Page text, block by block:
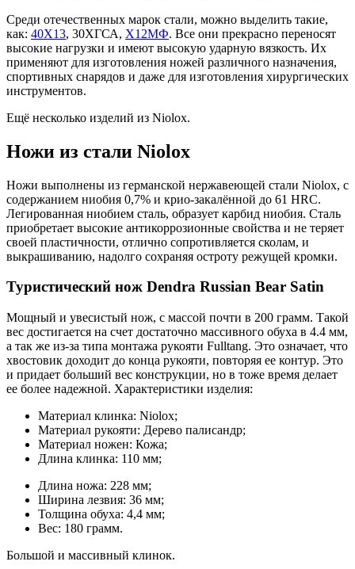
Среди отечественных марок стали, можно выделить такие,
как: 40Х13, 30ХГСА, Х12МФ. Все они прекрасно переносят
высокие нагрузки и имеют высокую ударную вязкость. Их
применяют для изготовления ножей различного назначения,
спортивных снарядов и даже для изготовления хирургических
инструментов.
Ещё несколько изделий из Niolox.
Ножи из стали Niolox
Ножи выполнены из германской нержавеющей стали Niolox, с
содержанием ниобия 0,7% и крио-закалённой до 61 HRC.
Легированная ниобием сталь, образует карбид ниобия. Сталь
приобретает высокие антикоррозионные свойства и не теряет
своей пластичности, отлично сопротивляется сколам, и
выкрашиванию, надолго сохраняя остроту режущей кромки.
Туристический нож Dendra Russian Bear Satin
Мощный и увесистый нож, с массой почти в 200 грамм. Такой
вес достигается на счет достаточно массивного обуха в 4.4 мм,
а так же из-за типа монтажа рукояти Fulltang. Это означает, что
хвостовик доходит до конца рукояти, повторяя ее контур. Это
и придает больший вес конструкции, но в тоже время делает
ее более надежной. Характеристики изделия:
Материал клинка: Niolox;
Материал рукояти: Дерево палисандр;
Материал ножен: Кожа;
Длина клинка: 110 мм;
Длина ножа: 228 мм;
Ширина лезвия: 36 мм;
Толщина обуха: 4,4 мм;
Вес: 180 грамм.
Большой и массивный клинок.